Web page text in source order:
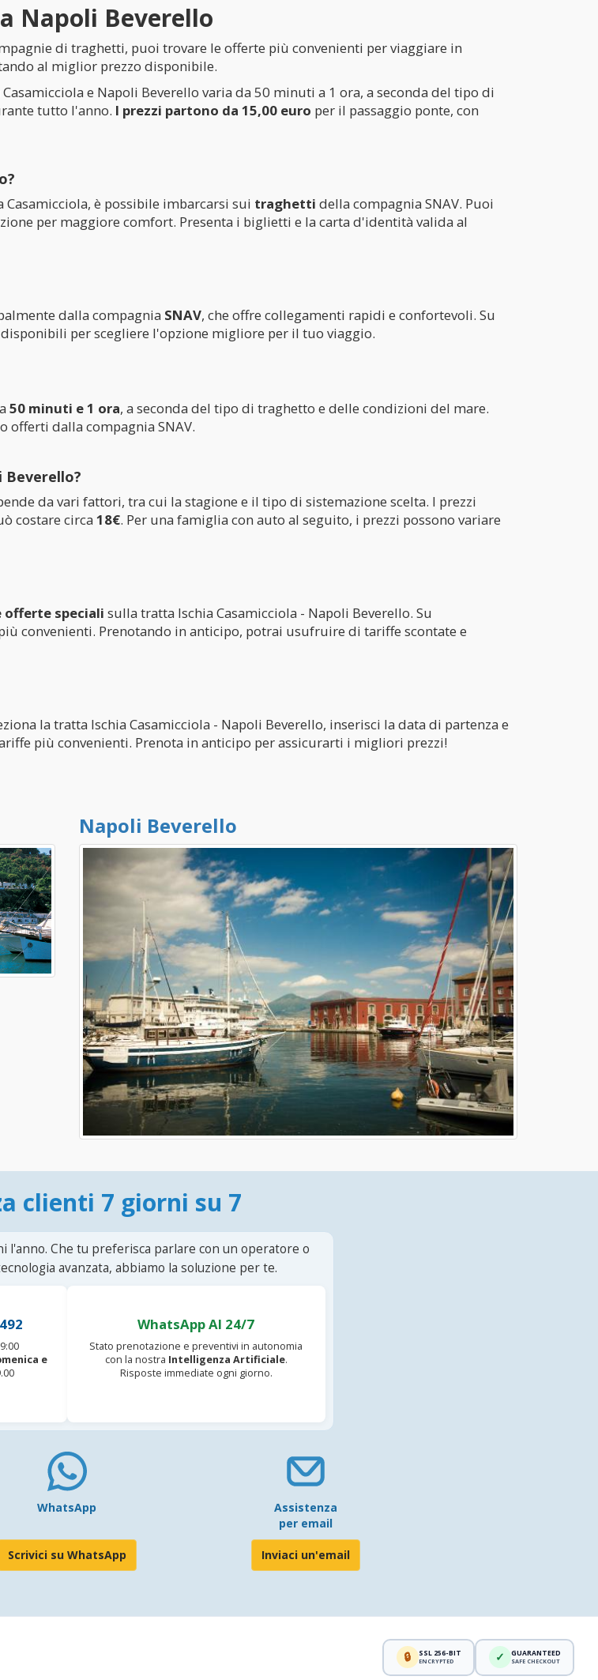
Napoli Beverello
di traghetti, puoi trovare le offerte più convenienti per viaggiare in
al miglior prezzo disponibile.
e Napoli Beverello varia da 50 minuti a 1 ora, a seconda del tipo di
tutto l'anno. I prezzi partono da 15,00 euro per il passaggio ponte, con
è possibile imbarcarsi sui traghetti della compagnia SNAV. Puoi
per maggiore comfort. Presenta i biglietti e la carta d'identità valida al
dalla compagnia SNAV, che offre collegamenti rapidi e confortevoli. Su
per scegliere l'opzione migliore per il tuo viaggio.
50 minuti e 1 ora, a seconda del tipo di traghetto e delle condizioni del mare.
offerti dalla compagnia SNAV.
da vari fattori, tra cui la stagione e il tipo di sistemazione scelta. I prezzi
costare circa 18€. Per una famiglia con auto al seguito, i prezzi possono variare
offerte speciali sulla tratta Ischia Casamicciola - Napoli Beverello. Su
convenienti. Prenotando in anticipo, potrai usufruire di tariffe scontate e
la tratta Ischia Casamicciola - Napoli Beverello, inserisci la data di partenza e
più convenienti. Prenota in anticipo per assicurarti i migliori prezzi!
Napoli Beverello
clienti 7 giorni su 7
l'anno. Che tu preferisca parlare con un operatore o
avanzata, abbiamo la soluzione per te.
e
WhatsApp AI 24/7
Stato prenotazione e preventivi in autonomia
con la nostra Intelligenza Artificiale.
Risposte immediate ogni giorno.
WhatsApp
Scrivici su WhatsApp
Assistenza
per email
Inviaci un'email
🔒 SSL 256-BIT
ENCRYPTED ✓ GUARANTEED
SAFE CHECKOUT